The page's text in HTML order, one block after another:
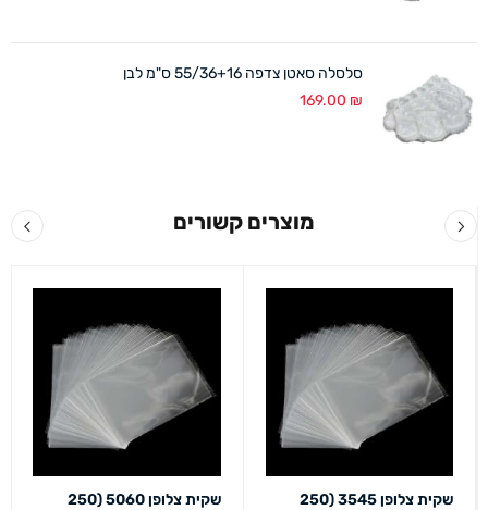
סלסלה סאטן צדפה 55/36+16 ס"מ לבן
169.00 ₪
מוצרים קשורים
שקית צלופן 3545 (250
שקית צלופן 5060 (250